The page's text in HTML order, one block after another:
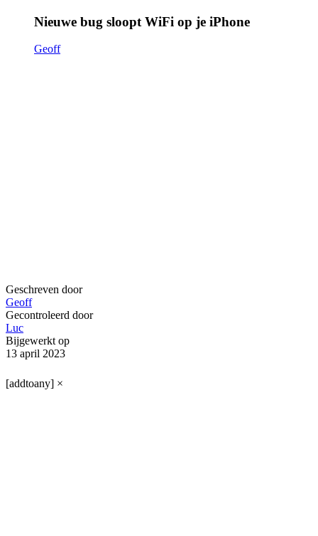
Nieuwe bug sloopt WiFi op je iPhone
Geoff
Geschreven door
Geoff
Gecontroleerd door
Luc
Bijgewerkt op
13 april 2023
[addtoany] ×